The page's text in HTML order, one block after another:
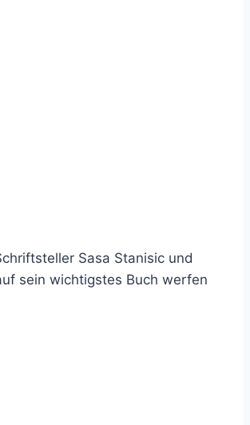
Sasa Stanisic und
sein wichtigstes Buch werfen